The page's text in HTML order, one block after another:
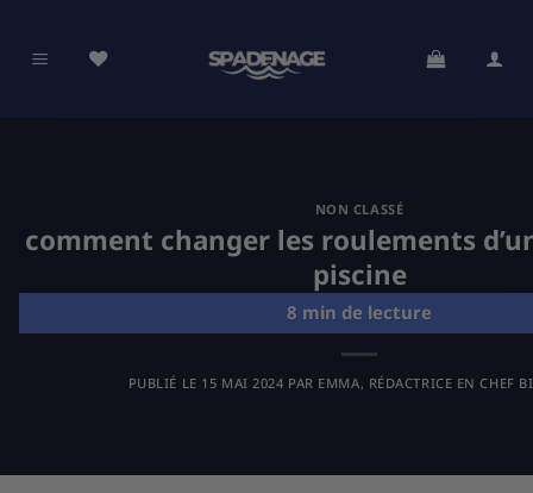
contenu
NON CLASSÉ
comment changer les roulements
piscine
PUBLIÉ LE 15 MAI 2024 PAR EMMA, RÉDACTRICE EN CHEF